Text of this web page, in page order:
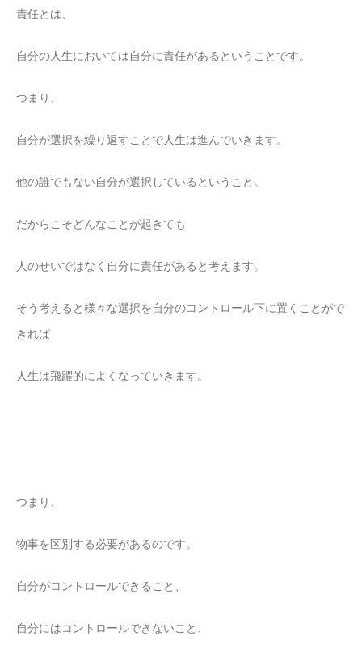
責任とは、
自分の人生においては自分に責任があるということです。
つまり、
自分が選択を繰り返すことで人生は進んでいきます。
他の誰でもない自分が選択しているということ。
だからこそどんなことが起きても
人のせいではなく自分に責任があると考えます。
そう考えると様々な選択を自分のコントロール下に置くことがで
きれば
人生は飛躍的によくなっていきます。
つまり、
物事を区別する必要があるのです。
自分がコントロールできること、
自分にはコントロールできないこと、